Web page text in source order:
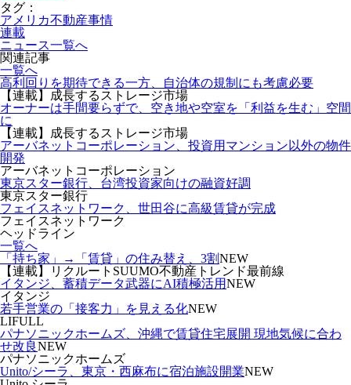
タグ：
アメリカ不動産事情
連載
ニュース一覧へ
関連記事
一覧へ
高利回りを期待できる一方、自治体の規制にも考慮必要
【連載】成長するストレージ市場
オーナーは手間要らずで、空き地や空室を「利益を生む」空間
に
【連載】成長するストレージ市場
アーバネットコーポレーション、投資用マンション以外の物件
開発
アーバネットコーポレーション
東京スター銀行、台湾投資家向けの融資好調
東京スター銀行
フェイスネットワーク、世田谷に高級賃貸が完成
フェイスネットワーク
ヘッドライン
一覧へ
「持ち家」→「賃貸」の住み替え、3割NEW
【連載】リクルートSUUMO不動産トレンド最前線
イタンジ、蓄積データ武器にAI積極活用NEW
イタンジ
若手営業の「接客力」を見える化NEW
LIFULL
パナソニックホームズ、沖縄で賃貸住宅展開 現地気候に合わ
せ改良NEW
パナソニックホームズ
Unito/シーラ、東京・西麻布に宿泊施設開業NEW